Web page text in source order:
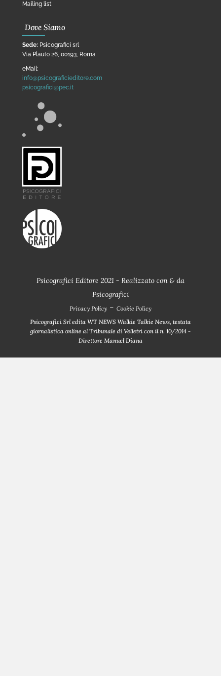
Mailing list
Dove Siamo
Sede: Psicografici srl
Via Plauto 26, 00193, Roma
eMail:
info@psicograficieditore.com
psicografici@pec.it
Psicografici Editore 2021 - Realizzato con & da
Psicografici
Privacy Policy - Cookie Policy
Psicografici Srl edita WT NEWS Walkie Talkie News, testata
giornalistica online al Tribunale di Velletri con il n. 10/2014 -
Direttore Manuel Diana